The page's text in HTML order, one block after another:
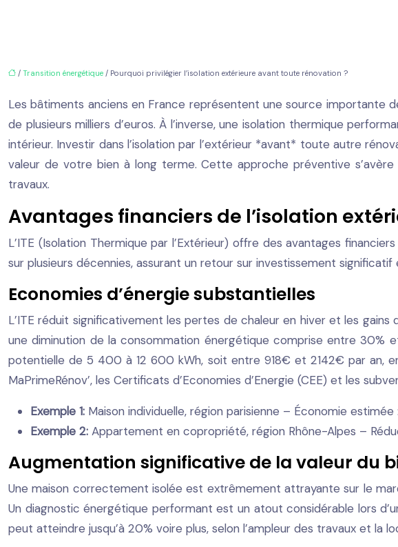
/ Transition énergétique / Pourquoi privilégier l’isolation extérieure avant toute rénovation ?
Les bâtiments anciens en France représentent une source importante
de plusieurs milliers d’euros. À l’inverse, une isolation thermique
intérieur. Investir dans l’isolation par l’extérieur *avant* toute autre
valeur de votre bien à long terme. Cette approche préventive
travaux.
Avantages financiers de l’isolation
L’ITE (Isolation Thermique par l’Extérieur) offre des avantages
sur plusieurs décennies, assurant un retour sur investissement
Economies d’énergie substantielles
L’ITE réduit significativement les pertes de chaleur en hiver et les
une diminution de la consommation énergétique comprise entre 30%
potentielle de 5 400 à 12 600 kWh, soit entre 918€ et 2142€ par an,
MaPrimeRénov’, les Certificats d’Economies d’Energie (CEE) et les
Exemple 1: Maison individuelle, région parisienne – Économie
Exemple 2: Appartement en copropriété, région Rhône-Alpes –
Augmentation significative de la valeur du
Une maison correctement isolée est extrêmement attrayante sur le
Un diagnostic énergétique performant est un atout considérable lors
peut atteindre jusqu’à 20% voire plus, selon l’ampleur des travaux et la